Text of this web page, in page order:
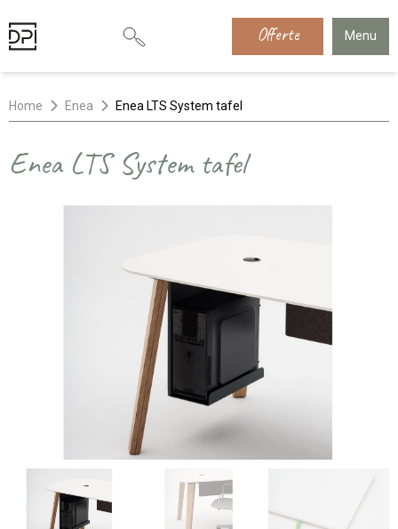
Offerte Menu
Home Enea Enea LTS System tafel
Enea LTS System tafel